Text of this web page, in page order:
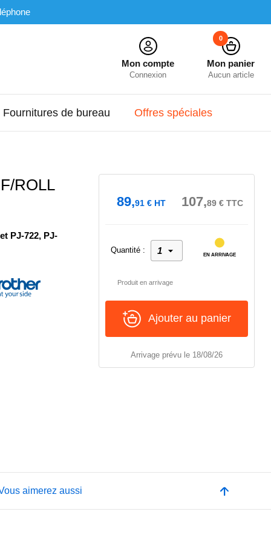
Mon compte
Connexion
Mon panier
Aucun article
0
Fournitures de bureau Offres spéciales
ROLL
PJ-722, PJ-
89,91€HT 107,89 € TTC
Quantité :
EN ARRIVAGE
Produit en arrivage
Ajouter au panier
Arrivage prévu le 18/08/26
aimerez aussi